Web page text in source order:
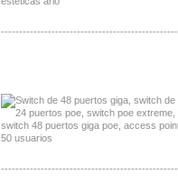
-------------------------------------------------
-------------------------------------------------